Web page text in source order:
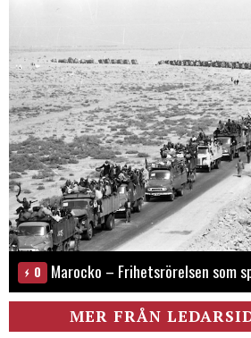
0 Marocko – Frihetsrörelsen som
MER FRÅN